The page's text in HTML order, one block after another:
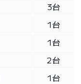
3台
1台
1台
2台
1台